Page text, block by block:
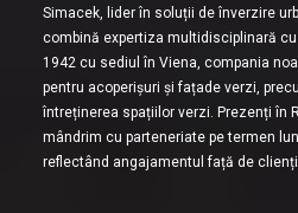
Simacek, lider în soluții de înverzire
combină expertiza multidisciplinară
1942 cu sediul în Viena, compania
pentru acoperișuri și fațade verzi,
întreținerea spațiilor verzi. Prezenți în
mândrim cu parteneriate pe termen
reflectând angajamentul față de